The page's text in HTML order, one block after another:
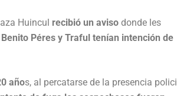
Huincul recibió un aviso donde les
Péres y Traful tenían intención de
años, al percatarse de la presencia